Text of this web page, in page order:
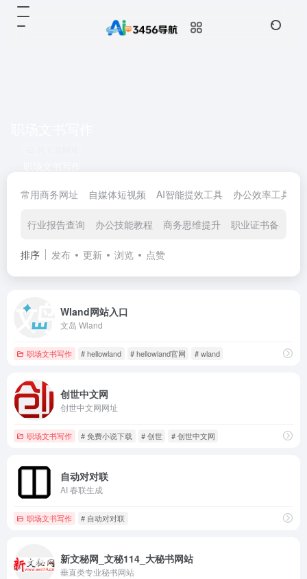
常用商务网址 自媒体短视频 AI智能提效工具 办公效率工具
行业报告查询 办公技能教程 商务思维提升 职业证书备考
排序 发布 更新 浏览 点赞
Wland网站入口
文岛 Wland
职场文书写作 # hellowland # hellowland官网 # wland
创世中文网
创世中文网网址
职场文书写作 # 免费小说下载 # 创世 # 创世中文网
自动对对联
AI 春联生成
职场文书写作 # 自动对对联
新文秘网_文秘114_大秘书网站
垂直类专业秘书网站